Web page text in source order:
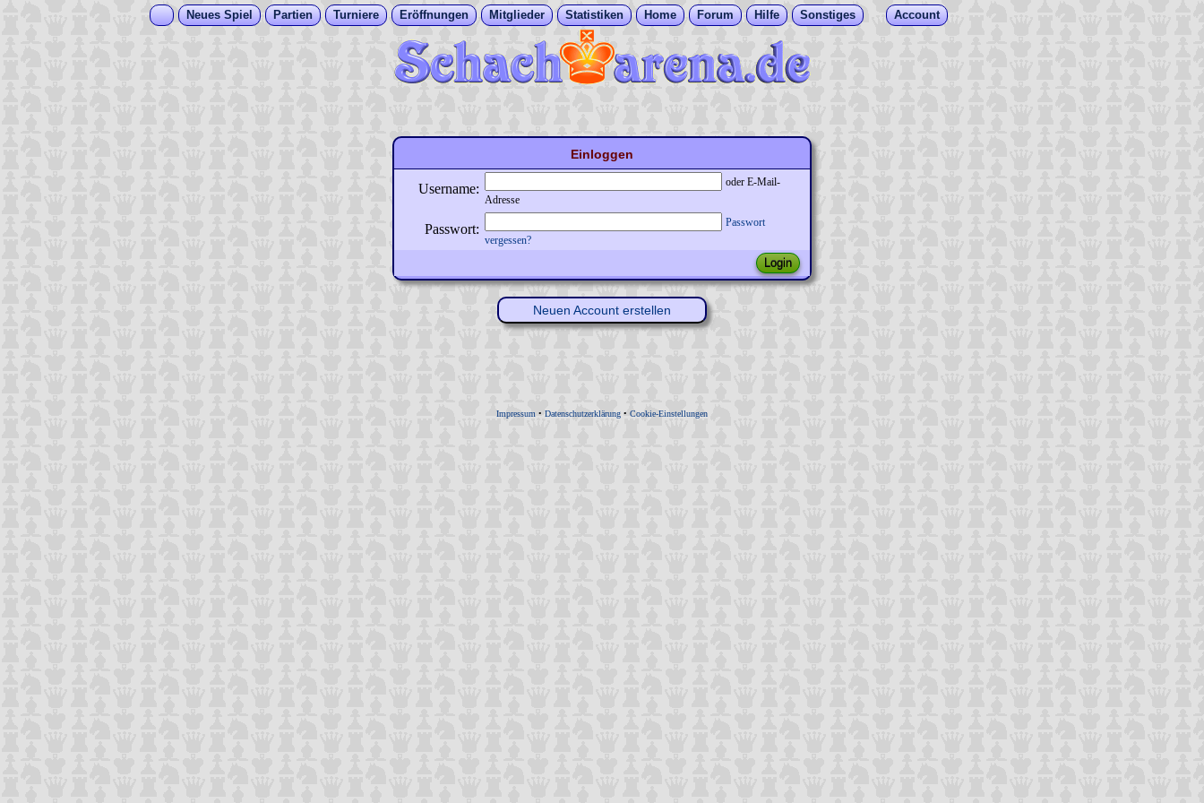
Neues Spiel Partien Turniere Eröffnungen Mitglieder Statistiken Home Forum Hilfe Sonstiges Account
Einloggen
Username:
oder E-Mail-
Adresse
Passwort:
Passwort
vergessen?
Neuen Account erstellen
Impressum • Datenschutzerklärung • Cookie-Einstellungen